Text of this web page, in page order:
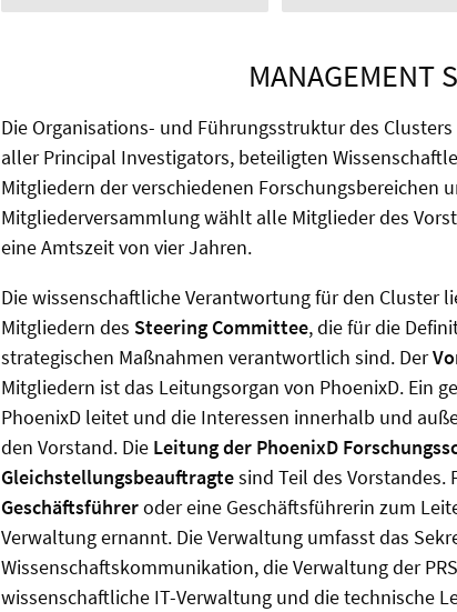
MANAGEMENT
Die Organisations- und Führungsstruktur des
aller Principal Investigators, beteiligten
Mitgliedern der verschiedenen Forschungsbereichen
Mitgliederversammlung wählt alle Mitglieder des
eine Amtszeit von vier Jahren.
Die wissenschaftliche Verantwortung für den Cluster
Mitgliedern des Steering Committee, die für die
strategischen Maßnahmen verantwortlich sind. Der
Mitgliedern ist das Leitungsorgan von PhoenixD. Ein
PhoenixD leitet und die Interessen innerhalb und
den Vorstand. Die Leitung der PhoenixD
Gleichstellungsbeauftragtesind Teil des Vorstandes.
Geschäftsführeroder eine Geschäftsführerin zum
Verwaltung ernannt. Die Verwaltung umfasst das
Wissenschaftskommunikation, die Verwaltung der
wissenschaftliche IT-Verwaltung und die technische